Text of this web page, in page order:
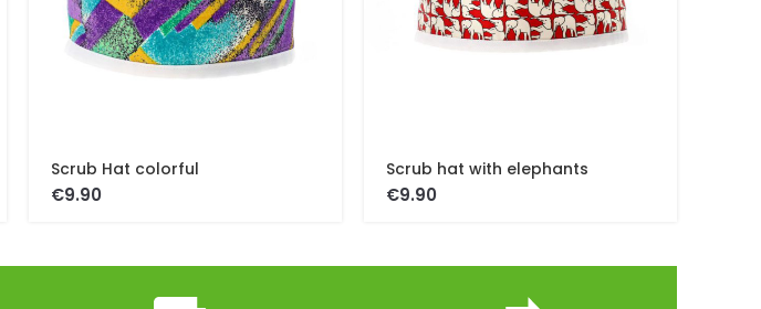
Scrub Hat colorful
€
Scrub hat with elephants
€